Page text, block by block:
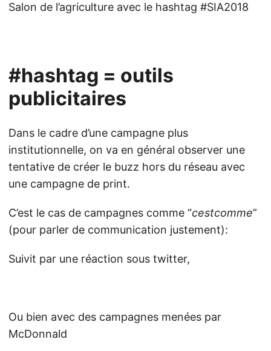
Salon de l’agriculture avec le hashtag #SIA2018
#hashtag = outils
publicitaires
Dans le cadre d’une campagne plus
institutionnelle, on va en général observer une
tentative de créer le buzz hors du réseau avec
une campagne de print.
C’est le cas de campagnes comme “cestcomme”
(pour parler de communication justement):
Suivit par une réaction sous twitter,
Ou bien avec des campagnes menées par
McDonnald